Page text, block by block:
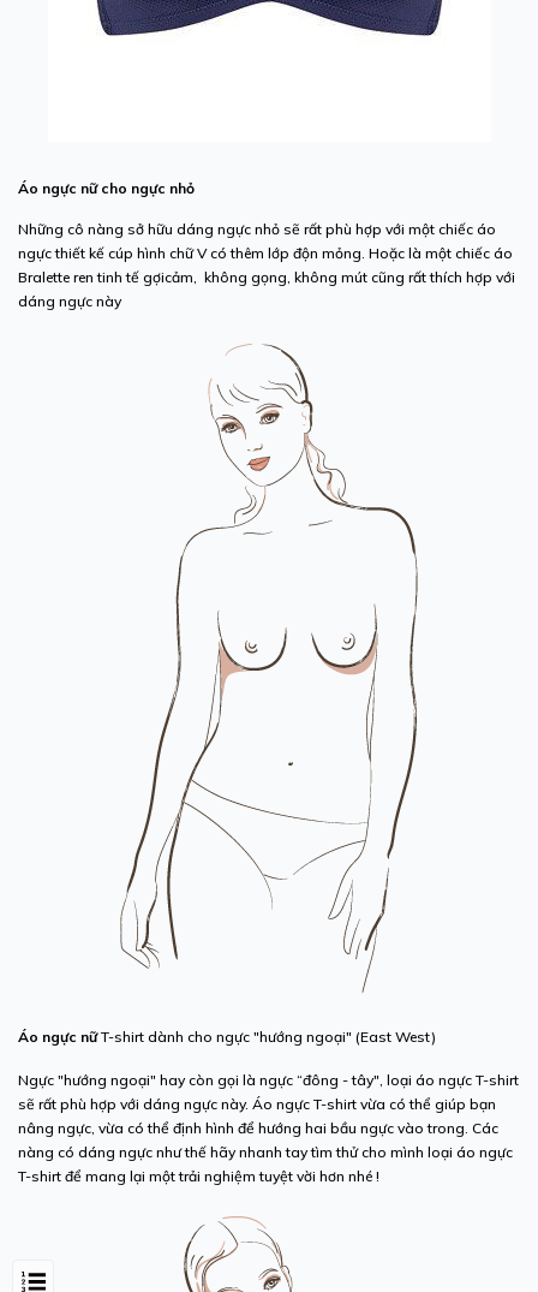
Áo ngực nữ cho ngực nhỏ
Những cô nàng sở hữu dáng ngực nhỏ sẽ rất phù hợp với một chiếc áo
ngực thiết kế cúp hình chữ V có thêm lớp độn mỏng. Hoặc là một chiếc áo
Bralette ren tinh tế gợicảm, không gọng, không mút cũng rất thích hợp với
dáng ngực này
Áo ngực nữT-shirt dành cho ngực "hướng ngoại" (East West)
Ngực "hướng ngoại" hay còn gọi là ngực “đông - tây", loại áo ngực T-shirt
sẽ rất phù hợp với dáng ngực này. Áo ngực T-shirt vừa có thể giúp bạn
nâng ngực, vừa có thể định hình để hướng hai bầu ngực vào trong. Các
nàng có dáng ngực như thế hãy nhanh tay tìm thử cho mình loại áo ngực
T-shirt để mang lại một trải nghiệm tuyệt vời hơn nhé !